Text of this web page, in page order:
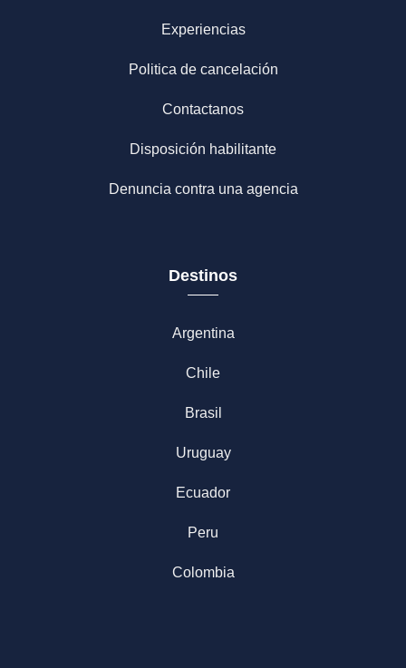
Experiencias
Politica de cancelación
Contactanos
Disposición habilitante
Denuncia contra una agencia
Destinos
Argentina
Chile
Brasil
Uruguay
Ecuador
Peru
Colombia